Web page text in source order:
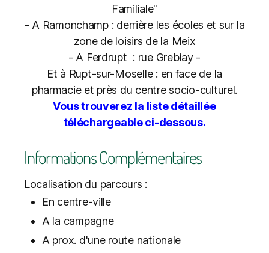
Familiale"
- A Ramonchamp : derrière les écoles et sur la
zone de loisirs de la Meix
- A Ferdrupt : rue Grebiay -
Et à Rupt-sur-Moselle : en face de la
pharmacie et près du centre socio-culturel.
Vous trouverez la liste détaillée
téléchargeable ci-dessous.
Informations Complémentaires
Localisation du parcours :
En centre-ville
A la campagne
A prox. d'une route nationale